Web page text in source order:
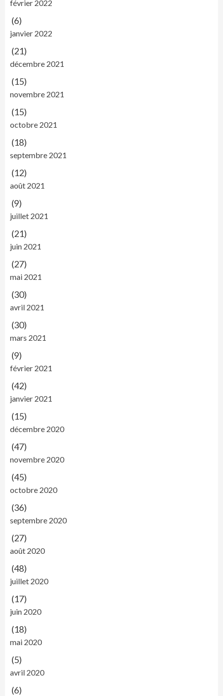
février 2022
(6)
janvier 2022
(21)
décembre 2021
(15)
novembre 2021
(15)
octobre 2021
(18)
septembre 2021
(12)
août 2021
(9)
juillet 2021
(21)
juin 2021
(27)
mai 2021
(30)
avril 2021
(30)
mars 2021
(9)
février 2021
(42)
janvier 2021
(15)
décembre 2020
(47)
novembre 2020
(45)
octobre 2020
(36)
septembre 2020
(27)
août 2020
(48)
juillet 2020
(17)
juin 2020
(18)
mai 2020
(5)
avril 2020
(6)